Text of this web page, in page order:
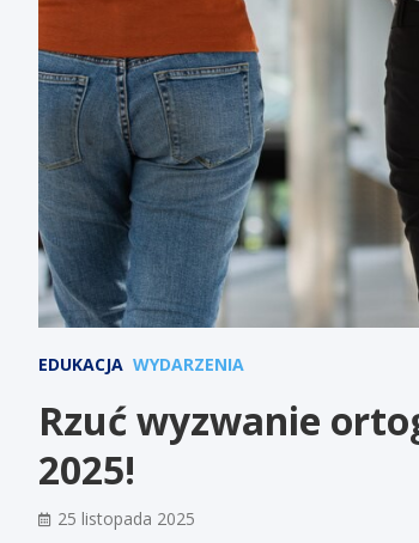
EDUKACJA WYDARZENIA
Rzuć wyzwanie
2025!
25 listopada 2025